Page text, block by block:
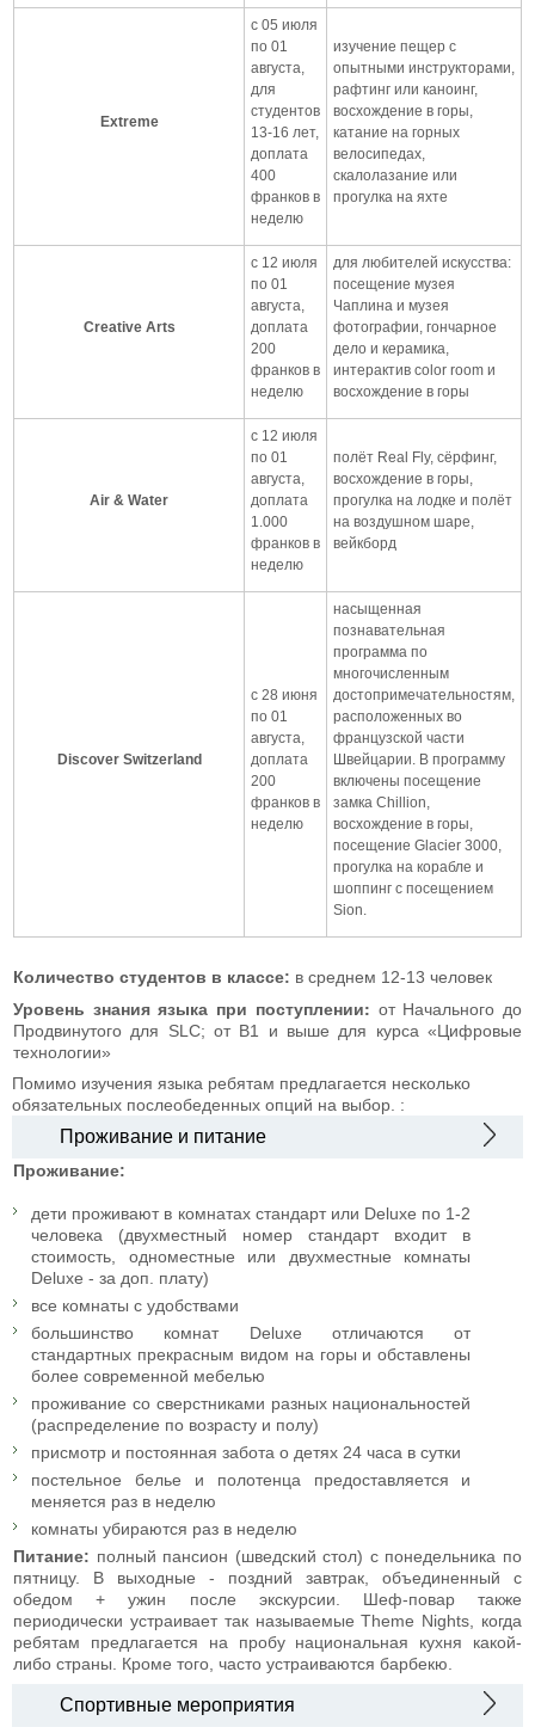
Extreme
с 05 июля
по 01
августа,
для
студентов
13-16 лет,
доплата
400
франков в
неделю
изучение пещер с
опытными инструкторами,
рафтинг или каноинг,
восхождение в горы,
катание на горных
велосипедах,
скалолазание или
прогулка на яхте
Creative Arts
с 12 июля
по 01
августа,
доплата
200
франков в
неделю
для любителей искусства:
посещение музея
Чаплина и музея
фотографии, гончарное
дело и керамика,
интерактив color room и
восхождение в горы
Air & Water
с 12 июля
по 01
августа,
доплата
1.000
франков в
неделю
полёт Real Fly, сёрфинг,
восхождение в горы,
прогулка на лодке и полёт
на воздушном шаре,
вейкборд
Discover Switzerland
с 28 июня
по 01
августа,
доплата
200
франков в
неделю
насыщенная
познавательная
программа по
многочисленным
достопримечательностям,
расположенных во
французской части
Швейцарии. В программу
включены посещение
замка Chillion,
восхождение в горы,
посещение Glacier 3000,
прогулка на корабле и
шоппинг с посещением
Sion.
Количество студентов в классе: в среднем 12-13 человек
Уровень знания языка при поступлении: от Начального до
Продвинутого для SLC; от В1 и выше для курса «Цифровые
технологии»
Помимо изучения языка ребятам предлагается несколько
обязательных послеобеденных опций на выбор. :
Проживание и питание
Проживание:
дети проживают в комнатах стандарт или Deluxe по 1-2
человека (двухместный номер стандарт входит в
стоимость, одноместные или двухместные комнаты
Deluxe - за доп. плату)
все комнаты с удобствами
большинство комнат Deluxe отличаются от
стандартных прекрасным видом на горы и обставлены
более современной мебелью
проживание со сверстниками разных национальностей
(распределение по возрасту и полу)
присмотр и постоянная забота о детях 24 часа в сутки
постельное белье и полотенца предоставляется и
меняется раз в неделю
комнаты убираются раз в неделю
Питание: полный пансион (шведский стол) с понедельника по
пятницу. В выходные - поздний завтрак, объединенный с
обедом + ужин после экскурсии. Шеф-повар также
периодически устраивает так называемые Theme Nights, когда
ребятам предлагается на пробу национальная кухня какой-
либо страны. Кроме того, часто устраиваются барбекю.
Спортивные мероприятия